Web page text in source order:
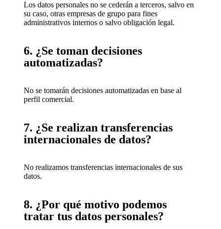
Los datos personales no se cederán a terceros, salvo en
su caso, otras empresas de grupo para fines
administrativos internos o salvo obligación legal.
6. ¿Se toman decisiones
automatizadas?
No se tomarán decisiones automatizadas en base al
perfil comercial.
7. ¿Se realizan transferencias
internacionales de datos?
No realizamos transferencias internacionales de sus
datos.
8. ¿Por qué motivo podemos
tratar tus datos personales?